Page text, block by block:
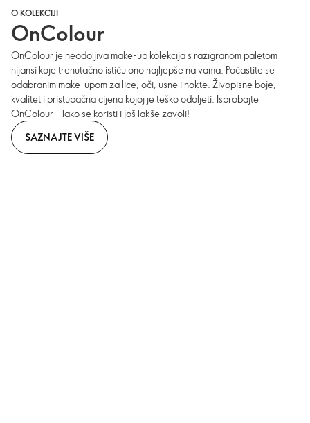
O KOLEKCIJI
OnColour
OnColour je neodoljiva make-up kolekcija s razigranom paletom
nijansi koje trenutačno ističu ono najljepše na vama. Počastite se
odabranim make-upom za lice, oči, usne i nokte. Živopisne boje,
kvalitet i pristupačna cijena kojoj je teško odoljeti. Isprobajte
OnColour – lako se koristi i još lakše zavoli!
SAZNAJTE VIŠE